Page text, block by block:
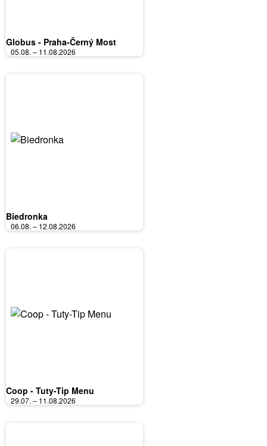
Globus - Praha-Černý Most
05.08. – 11.08.2026
Biedronka
06.08. – 12.08.2026
Coop - Tuty-Tip Menu
29.07. – 11.08.2026